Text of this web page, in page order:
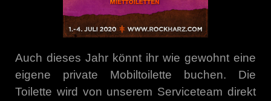
Auch dieses Jahr könnt ihr wie gewohnt eine
eigene private Mobiltoilette buchen. Die
Toilette wird von unserem Serviceteam direkt